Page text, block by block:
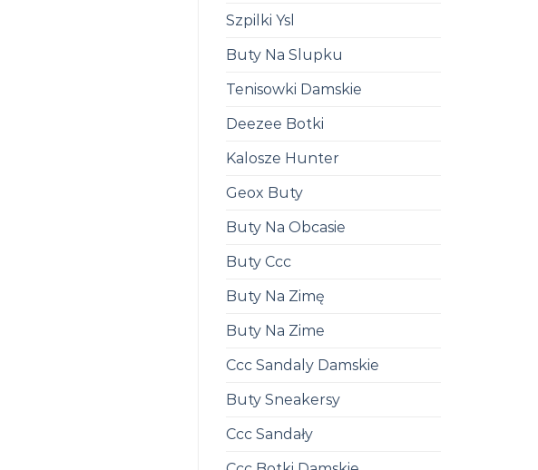
Szpilki Ysl
Buty Na Slupku
Tenisowki Damskie
Deezee Botki
Kalosze Hunter
Geox Buty
Buty Na Obcasie
Buty Ccc
Buty Na Zimę
Buty Na Zime
Ccc Sandaly Damskie
Buty Sneakersy
Ccc Sandały